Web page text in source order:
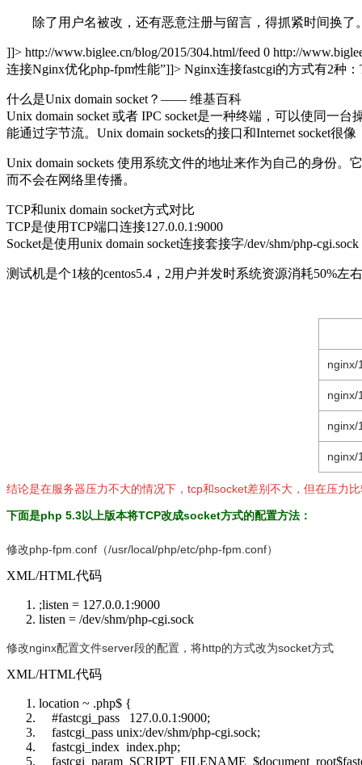
除了用户名被改，还有恶意注册与留言，得抓紧时间换了
]]> http://www.biglee.cn/blog/2015/304.html/feed 0 http://
连接Nginx优化php-fpm性能”]]> Nginx连接fastcgi的方式有2种：
什么是Unix domain socket？—— 维基百科
Unix domain socket 或者 IPC socket是一种终端，可以使同一
能通过字节流。Unix domain sockets的接口和Internet socket
Unix domain sockets 使用系统文件的地址来作为自己的身份
而不会在网络里传播。
TCP和unix domain socket方式对比
TCP是使用TCP端口连接127.0.0.1:9000
Socket是使用unix domain socket连接套接字/dev/shm/php-
测试机是个1核的centos5.4，2用户并发时系统资源消耗50%左
nginx/
nginx/
nginx/
nginx/
结论是在服务器压力不大的情况下，tcp和socket差别不大，但在压力
下面是php 5.3以上版本将TCP改成socket方式的配置方法：
修改php-fpm.conf（/usr/local/php/etc/php-fpm.conf）
XML/HTML代码
;listen = 127.0.0.1:9000
listen = /dev/shm/php-cgi.sock
修改nginx配置文件server段的配置，将http的方式改为socket方式
XML/HTML代码
location ~ .php$ {
#fastcgi_pass 127.0.0.1:9000;
fastcgi_pass unix:/dev/shm/php-cgi.sock;
fastcgi_index index.php;
fastcgi_param SCRIPT_FILENAME